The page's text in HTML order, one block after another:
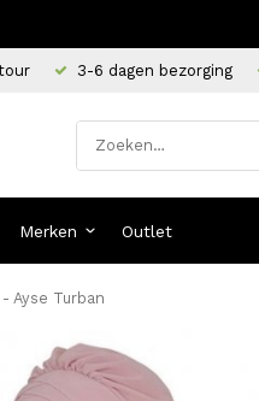
3-6 dagen bezorging
Merken Outlet
Ayse Turban